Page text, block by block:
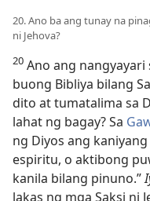
20. Ano ba ang tunay na
ni Jehova?
20 Ano ang nangyayari
buong Bibliya bilang
dito at tumatalima sa
lahat ng bagay? Sa
ng Diyos ang
espiritu, o aktibong
kanila bilang pinuno.”
lakas ng mga Saksi ni